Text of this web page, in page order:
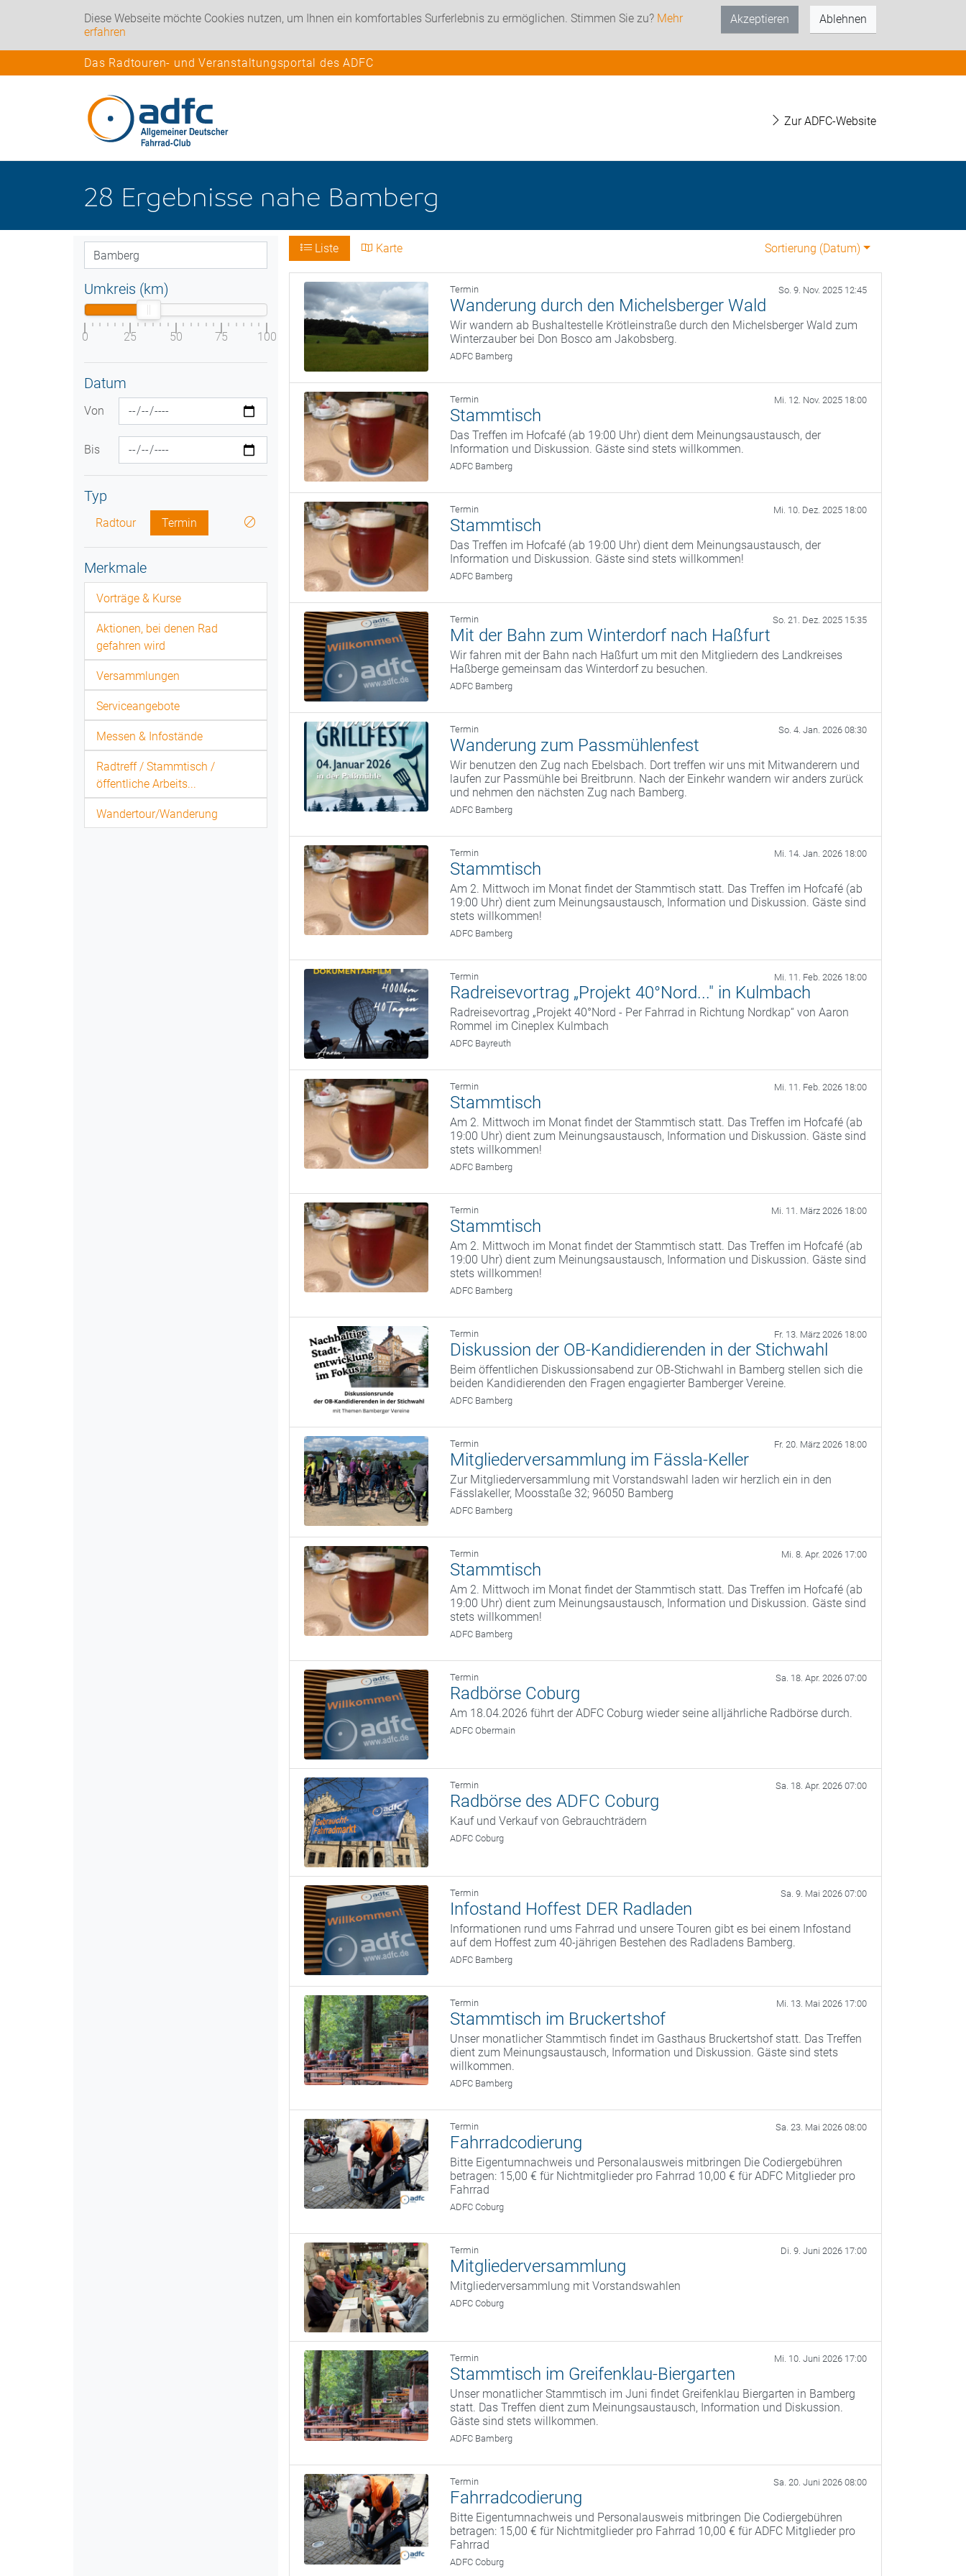
Diese Webseite möchte Cookies nutzen, um Ihnen ein komfortables Surferlebnis zu ermöglichen. Stimmen Sie zu? Mehr
erfahren
Akzeptieren Ablehnen
Das Radtouren- und Veranstaltungsportal des ADFC
Zur ADFC-Website
28 Ergebnisse nahe Bamberg
Umkreis (km)
0 25 50 75 100
Datum
Von
Bis
Typ
Radtour Termin
Merkmale
Vorträge & Kurse
Aktionen, bei denen Rad
gefahren wird
Versammlungen
Serviceangebote
Messen & Infostände
Radtreff / Stammtisch /
öffentliche Arbeits...
Wandertour/Wanderung
Liste Karte Sortierung (Datum)
Termin So. 9. Nov. 2025 12:45
Wanderung durch den Michelsberger Wald
Wir wandern ab Bushaltestelle Krötleinstraße durch den Michelsberger Wald zum
Winterzauber bei Don Bosco am Jakobsberg.
ADFC Bamberg
Termin Mi. 12. Nov. 2025 18:00
Stammtisch
Das Treffen im Hofcafé (ab 19:00 Uhr) dient dem Meinungsaustausch, der
Information und Diskussion. Gäste sind stets willkommen.
ADFC Bamberg
Termin Mi. 10. Dez. 2025 18:00
Stammtisch
Das Treffen im Hofcafé (ab 19:00 Uhr) dient dem Meinungsaustausch, der
Information und Diskussion. Gäste sind stets willkommen!
ADFC Bamberg
Termin So. 21. Dez. 2025 15:35
Mit der Bahn zum Winterdorf nach Haßfurt
Wir fahren mit der Bahn nach Haßfurt um mit den Mitgliedern des Landkreises
Haßberge gemeinsam das Winterdorf zu besuchen.
ADFC Bamberg
Termin So. 4. Jan. 2026 08:30
Wanderung zum Passmühlenfest
Wir benutzen den Zug nach Ebelsbach. Dort treffen wir uns mit Mitwanderern und
laufen zur Passmühle bei Breitbrunn. Nach der Einkehr wandern wir anders zurück
und nehmen den nächsten Zug nach Bamberg.
ADFC Bamberg
Termin Mi. 14. Jan. 2026 18:00
Stammtisch
Am 2. Mittwoch im Monat findet der Stammtisch statt. Das Treffen im Hofcafé (ab
19:00 Uhr) dient zum Meinungsaustausch, Information und Diskussion. Gäste sind
stets willkommen!
ADFC Bamberg
Termin Mi. 11. Feb. 2026 18:00
Radreisevortrag „Projekt 40°Nord..." in Kulmbach
Radreisevortrag „Projekt 40°Nord - Per Fahrrad in Richtung Nordkap“ von Aaron
Rommel im Cineplex Kulmbach
ADFC Bayreuth
Termin Mi. 11. Feb. 2026 18:00
Stammtisch
Am 2. Mittwoch im Monat findet der Stammtisch statt. Das Treffen im Hofcafé (ab
19:00 Uhr) dient zum Meinungsaustausch, Information und Diskussion. Gäste sind
stets willkommen!
ADFC Bamberg
Termin Mi. 11. März 2026 18:00
Stammtisch
Am 2. Mittwoch im Monat findet der Stammtisch statt. Das Treffen im Hofcafé (ab
19:00 Uhr) dient zum Meinungsaustausch, Information und Diskussion. Gäste sind
stets willkommen!
ADFC Bamberg
Termin Fr. 13. März 2026 18:00
Diskussion der OB-Kandidierenden in der Stichwahl
Beim öffentlichen Diskussionsabend zur OB‑Stichwahl in Bamberg stellen sich die
beiden Kandidierenden den Fragen engagierter Bamberger Vereine.
ADFC Bamberg
Termin Fr. 20. März 2026 18:00
Mitgliederversammlung im Fässla-Keller
Zur Mitgliederversammlung mit Vorstandswahl laden wir herzlich ein in den
Fässlakeller, Moosstaße 32; 96050 Bamberg
ADFC Bamberg
Termin Mi. 8. Apr. 2026 17:00
Stammtisch
Am 2. Mittwoch im Monat findet der Stammtisch statt. Das Treffen im Hofcafé (ab
19:00 Uhr) dient zum Meinungsaustausch, Information und Diskussion. Gäste sind
stets willkommen!
ADFC Bamberg
Termin Sa. 18. Apr. 2026 07:00
Radbörse Coburg
Am 18.04.2026 führt der ADFC Coburg wieder seine alljährliche Radbörse durch.
ADFC Obermain
Termin Sa. 18. Apr. 2026 07:00
Radbörse des ADFC Coburg
Kauf und Verkauf von Gebrauchträdern
ADFC Coburg
Termin Sa. 9. Mai 2026 07:00
Infostand Hoffest DER Radladen
Informationen rund ums Fahrrad und unsere Touren gibt es bei einem Infostand
auf dem Hoffest zum 40-jährigen Bestehen des Radladens Bamberg.
ADFC Bamberg
Termin Mi. 13. Mai 2026 17:00
Stammtisch im Bruckertshof
Unser monatlicher Stammtisch findet im Gasthaus Bruckertshof statt. Das Treffen
dient zum Meinungsaustausch, Information und Diskussion. Gäste sind stets
willkommen.
ADFC Bamberg
Termin Sa. 23. Mai 2026 08:00
Fahrradcodierung
Bitte Eigentumnachweis und Personalausweis mitbringen Die Codiergebühren
betragen: 15,00 € für Nichtmitglieder pro Fahrrad 10,00 € für ADFC Mitglieder pro
Fahrrad
ADFC Coburg
Termin Di. 9. Juni 2026 17:00
Mitgliederversammlung
Mitgliederversammlung mit Vorstandswahlen
ADFC Coburg
Termin Mi. 10. Juni 2026 17:00
Stammtisch im Greifenklau-Biergarten
Unser monatlicher Stammtisch im Juni findet Greifenklau Biergarten in Bamberg
statt. Das Treffen dient zum Meinungsaustausch, Information und Diskussion.
Gäste sind stets willkommen.
ADFC Bamberg
Termin Sa. 20. Juni 2026 08:00
Fahrradcodierung
Bitte Eigentumnachweis und Personalausweis mitbringen Die Codiergebühren
betragen: 15,00 € für Nichtmitglieder pro Fahrrad 10,00 € für ADFC Mitglieder pro
Fahrrad
ADFC Coburg